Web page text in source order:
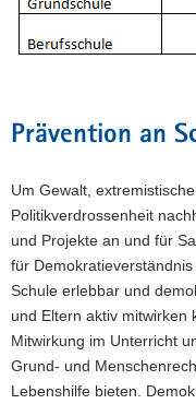
Prävention an
Um Gewalt,
Politikverdrossenheit
und Projekte an und für
für
Schule erlebbar und
und Eltern aktiv mitwirken
Mitwirkung im Unterricht
Grund- und
Lebenshilfe bieten.